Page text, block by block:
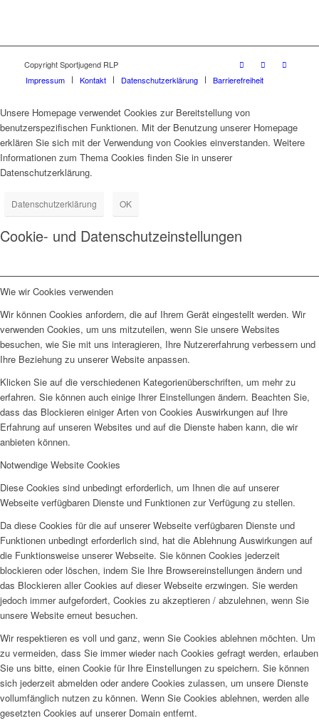
Copyright Sportjugend RLP
Impressum
Kontakt Datenschutzerklärung Barrierefreiheit
Unsere Homepage verwendet Cookies zur Bereitstellung von
benutzerspezifischen Funktionen. Mit der Benutzung unserer Homepage
erklären Sie sich mit der Verwendung von Cookies einverstanden. Weitere
Informationen zum Thema Cookies finden Sie in unserer
Datenschutzerklärung.
Datenschutzerklärung OK
Cookie- und Datenschutzeinstellungen
Wie wir Cookies verwenden
Wir können Cookies anfordern, die auf Ihrem Gerät eingestellt werden. Wir
verwenden Cookies, um uns mitzuteilen, wenn Sie unsere Websites
besuchen, wie Sie mit uns interagieren, Ihre Nutzererfahrung verbessern und
Ihre Beziehung zu unserer Website anpassen.
Klicken Sie auf die verschiedenen Kategorienüberschriften, um mehr zu
erfahren. Sie können auch einige Ihrer Einstellungen ändern. Beachten Sie,
dass das Blockieren einiger Arten von Cookies Auswirkungen auf Ihre
Erfahrung auf unseren Websites und auf die Dienste haben kann, die wir
anbieten können.
Notwendige Website Cookies
Diese Cookies sind unbedingt erforderlich, um Ihnen die auf unserer
Webseite verfügbaren Dienste und Funktionen zur Verfügung zu stellen.
Da diese Cookies für die auf unserer Webseite verfügbaren Dienste und
Funktionen unbedingt erforderlich sind, hat die Ablehnung Auswirkungen auf
die Funktionsweise unserer Webseite. Sie können Cookies jederzeit
blockieren oder löschen, indem Sie Ihre Browsereinstellungen ändern und
das Blockieren aller Cookies auf dieser Webseite erzwingen. Sie werden
jedoch immer aufgefordert, Cookies zu akzeptieren / abzulehnen, wenn Sie
unsere Website erneut besuchen.
Wir respektieren es voll und ganz, wenn Sie Cookies ablehnen möchten. Um
zu vermeiden, dass Sie immer wieder nach Cookies gefragt werden, erlauben
Sie uns bitte, einen Cookie für Ihre Einstellungen zu speichern. Sie können
sich jederzeit abmelden oder andere Cookies zulassen, um unsere Dienste
vollumfänglich nutzen zu können. Wenn Sie Cookies ablehnen, werden alle
gesetzten Cookies auf unserer Domain entfernt.